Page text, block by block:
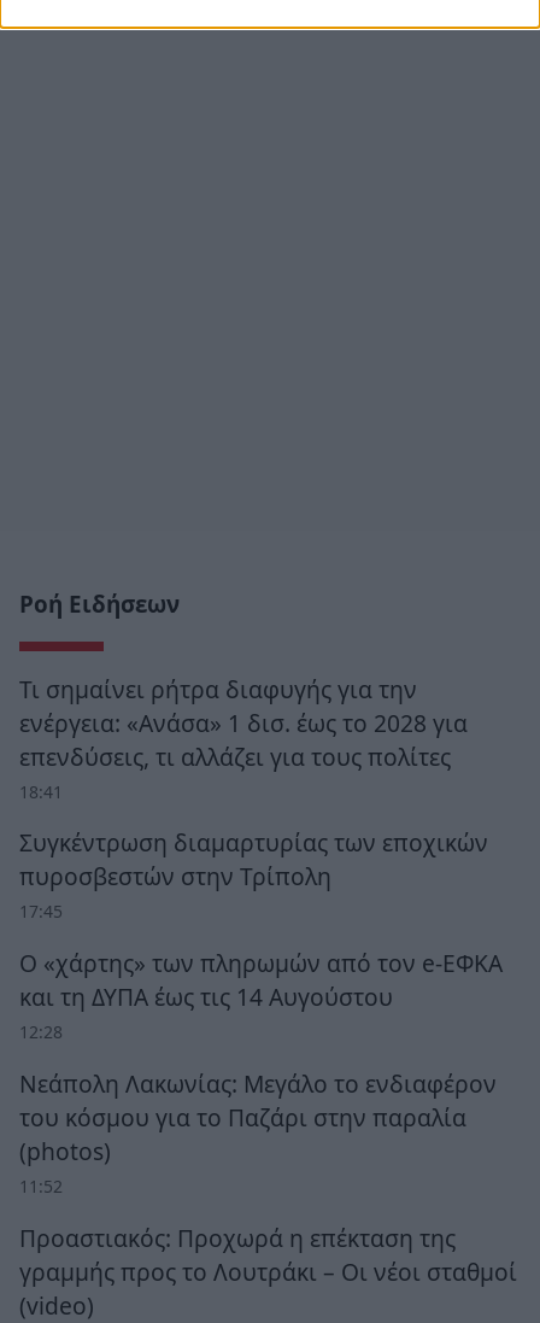
Ροή Ειδήσεων
Τι σημαίνει ρήτρα διαφυγής για την
ενέργεια: «Ανάσα» 1 δισ. έως το 2028 για
επενδύσεις, τι αλλάζει για τους πολίτες
18:41
Συγκέντρωση διαμαρτυρίας των εποχικών
πυροσβεστών στην Τρίπολη
17:45
Ο «χάρτης» των πληρωμών από τον e-ΕΦΚΑ
και τη ΔΥΠΑ έως τις 14 Αυγούστου
12:28
Νεάπολη Λακωνίας: Μεγάλο το ενδιαφέρον
του κόσμου για το Παζάρι στην παραλία
(photos)
11:52
Προαστιακός: Προχωρά η επέκταση της
γραμμής προς το Λουτράκι – Οι νέοι σταθμοί
(video)